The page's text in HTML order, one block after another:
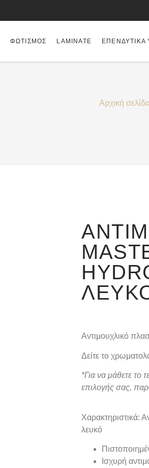
ΦΩΤΙΣΜΌΣ LAMINATE ΕΠΕΝΔΥΤΙΚΆ
Αρχική
Αντιμουχλικό
Δείτε το
*Για να μάθετε το
επιλογής σας,
Χαρακτηριστικά:
λευκό
Ισχυρή